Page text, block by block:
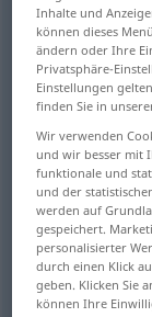
Übersicht
(Für mehr Details
Symbol,
Symbol,
Symbol,
Inhalte und
können dieses
ändern oder Ihre
Privatsphäre-
Einstellungen
finden Sie in
Wir verwenden
und wir besser mit
funktionale und
und der
werden auf
gespeichert.
personalisierter
durch einen Klick
geben. Klicken Sie
können Ihre